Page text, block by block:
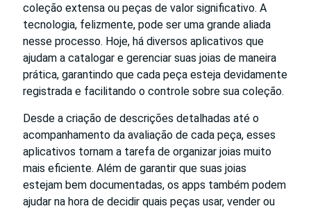
coleção extensa ou peças de valor significativo. A
tecnologia, felizmente, pode ser uma grande aliada
nesse processo. Hoje, há diversos aplicativos que
ajudam a catalogar e gerenciar suas joias de maneira
prática, garantindo que cada peça esteja devidamente
registrada e facilitando o controle sobre sua coleção.
Desde a criação de descrições detalhadas até o
acompanhamento da avaliação de cada peça, esses
aplicativos tornam a tarefa de organizar joias muito
mais eficiente. Além de garantir que suas joias
estejam bem documentadas, os apps também podem
ajudar na hora de decidir quais peças usar, vender ou